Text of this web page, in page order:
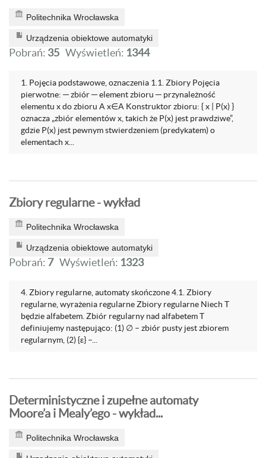
Politechnika Wrocławska
Urządzenia obiektowe automatyki
Pobrań: 35 Wyświetleń: 1344
1. Pojęcia podstawowe, oznaczenia 1.1. Zbiory Pojęcia
pierwotne: ─ zbiór ─ element zbioru ─ przynależność
elementu x do zbioru A x∈A Konstruktor zbioru: { x | P(x) }
oznacza „zbiór elementów x, takich że P(x) jest prawdziwe”,
gdzie P(x) jest pewnym stwierdzeniem (predykatem) o
elementach x...
Zbiory regularne - wykład
Politechnika Wrocławska
Urządzenia obiektowe automatyki
Pobrań: 7 Wyświetleń: 1323
4. Zbiory regularne, automaty skończone 4.1. Zbiory
regularne, wyrażenia regularne Zbiory regularne Niech T
będzie alfabetem. Zbiór regularny nad alfabetem T
definiujemy następująco: (1) ∅ – zbiór pusty jest zbiorem
regularnym, (2) {ε} –...
Deterministyczne i zupełne automaty
Moore’a i Mealy’ego - wykład...
Politechnika Wrocławska